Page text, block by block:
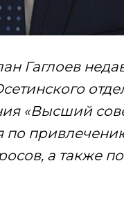
Гаглоев
«Высший
а также